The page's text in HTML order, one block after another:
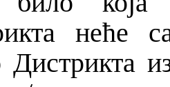
неће
Дистрикта